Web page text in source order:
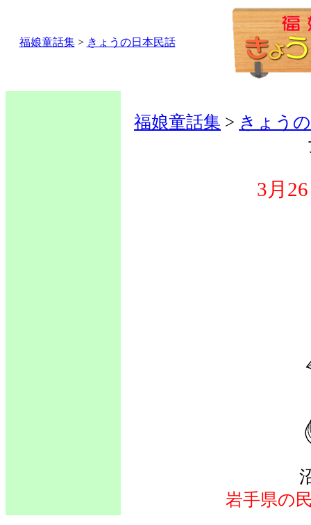
福娘童話集> きょうの日本民話
福娘童話集 > きょう
3月
岩手県の